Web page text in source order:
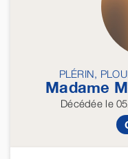
PLÉRIN,
Madame
Décédéele